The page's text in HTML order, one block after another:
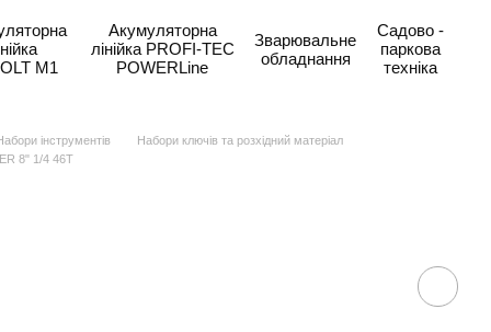
М1
Акумуляторна
лінійка PROFI-TEC
POWERLine
Зварювальне
обладнання
Садово -
паркова
техніка
інструментів
Набори ключів та розхідний матеріал
8" 1/4 46T